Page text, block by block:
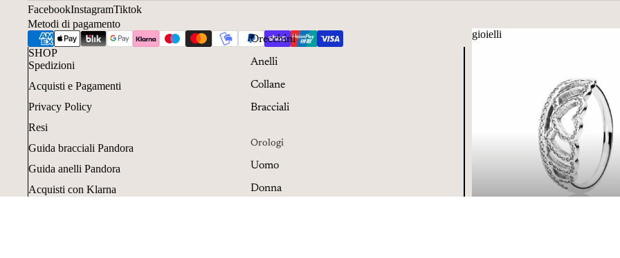
Orecchini
Anelli
Collane
Bracciali
Orologi
Uomo
Donna
gioielli
FacebookInstagramTiktok
Metodi di pagamento
SHOP
Spedizioni
Acquisti e Pagamenti
Privacy Policy
Resi
Guida bracciali Pandora
Guida anelli Pandora
Acquisti con Klarna